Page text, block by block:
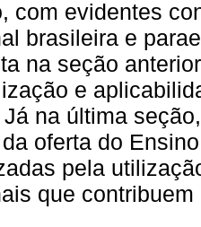
com evidentes
brasileira e
na seção
e
na última
oferta do
pela
que